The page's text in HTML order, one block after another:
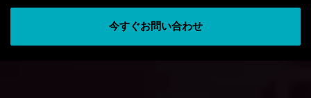
今すぐお問い合わせ